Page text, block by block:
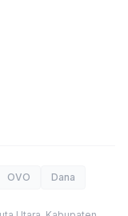
OVO Dana